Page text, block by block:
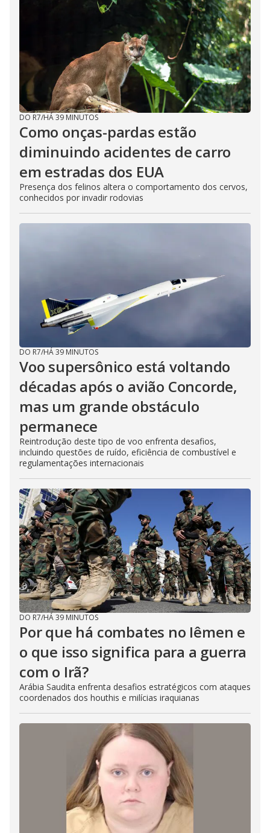
DO R7/HÁ 39 MINUTOS
Como onças-pardas estão
diminuindo acidentes de carro
em estradas dos EUA
Presença dos felinos altera o comportamento dos cervos,
conhecidos por invadir rodovias
DO R7/HÁ 39 MINUTOS
Voo supersônico está voltando
décadas após o avião Concorde,
mas um grande obstáculo
permanece
Reintrodução deste tipo de voo enfrenta desafios,
incluindo questões de ruído, eficiência de combustível e
regulamentações internacionais
DO R7/HÁ 39 MINUTOS
Por que há combates no Iêmen e
o que isso significa para a guerra
com o Irã?
Arábia Saudita enfrenta desafios estratégicos com ataques
coordenados dos houthis e milícias iraquianas